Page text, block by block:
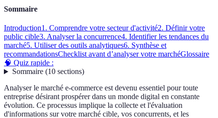
Sommaire
Introduction1. Comprendre votre secteur d'activité2. Définir votre
public cible3. Analyser la concurrence4. Identifier les tendances du
marché5. Utiliser des outils analytiques6. Synthèse et
recommandationsChecklist avant d’analyser votre marchéGlossaire
🧠 Quiz rapide :
Sommaire(10 sections)
Analyser le marché e-commerce est devenu essentiel pour toute
entreprise désirant prospérer dans un monde digital en constante
évolution. Ce processus implique la collecte et l'évaluation
d'informations sur votre marché cible, vos concurrents, et les